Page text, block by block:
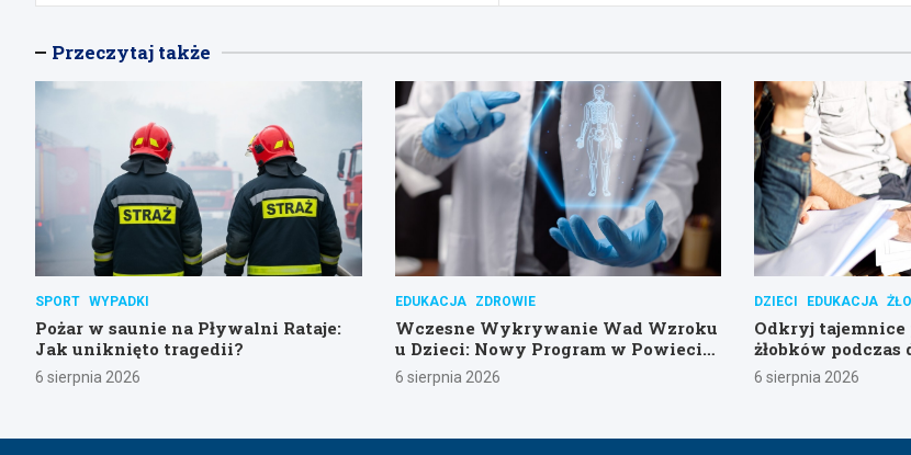
Przeczytaj także
SPORT WYPADKI
Pożar w saunie na Pływalni Rataje:
Jak uniknięto tragedii?
6 sierpnia 2026
EDUKACJA ZDROWIE
Wczesne Wykrywanie Wad Wzroku
u Dzieci: Nowy Program w Powiecie
Poznańskim
6 sierpnia 2026
DZIECI EDUKACJA
Odkryj tajemnice
żłobków
6 sierpnia 2026